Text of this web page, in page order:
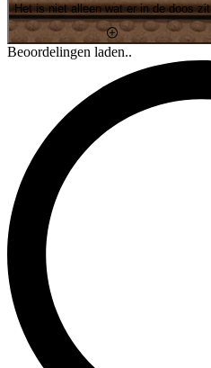
Het is niet alleen wat er in de doos zit
Beoordelingen laden..